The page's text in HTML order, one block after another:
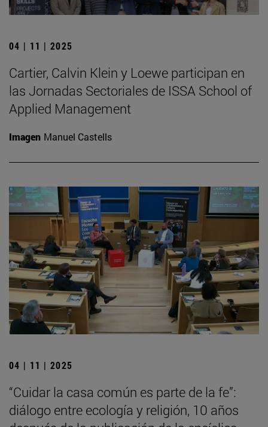
04 | 11 | 2025
Cartier, Calvin Klein y Loewe participan en
las Jornadas Sectoriales de ISSA School of
Applied Management
Imagen Manuel Castells
04 | 11 | 2025
“Cuidar la casa común es parte de la fe”:
diálogo entre ecología y religión, 10 años